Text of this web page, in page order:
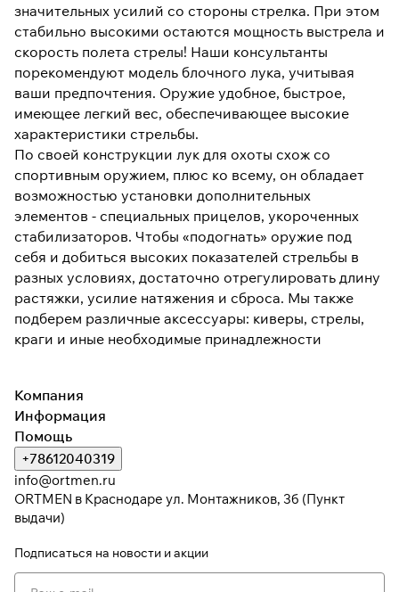
значительных усилий со стороны стрелка. При этом
стабильно высокими остаются мощность выстрела и
скорость полета стрелы! Наши консультанты
порекомендуют модель блочного лука, учитывая
ваши предпочтения. Оружие удобное, быстрое,
имеющее легкий вес, обеспечивающее высокие
характеристики стрельбы.
По своей конструкции лук для охоты схож со
спортивным оружием, плюс ко всему, он обладает
возможностью установки дополнительных
элементов - специальных прицелов, укороченных
стабилизаторов. Чтобы «подогнать» оружие под
себя и добиться высоких показателей стрельбы в
разных условиях, достаточно отрегулировать длину
растяжки, усилие натяжения и сброса. Мы также
подберем различные аксессуары: киверы, стрелы,
краги и иные необходимые принадлежности
Компания
Информация
Помощь
+78612040319
info@ortmen.ru
ORTMEN в Краснодаре ул. Монтажников, 3б (Пункт
выдачи)
Подписаться на новости и акции